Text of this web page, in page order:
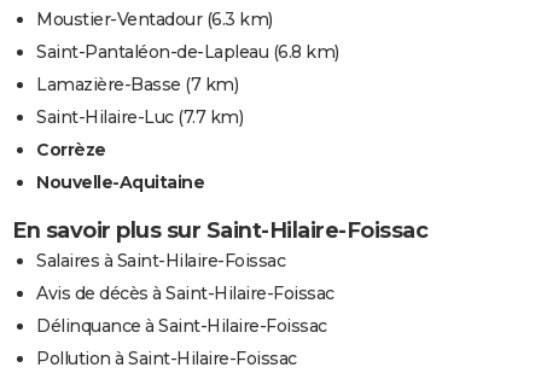
Moustier-Ventadour(6.3 km)
Saint-Pantaléon-de-Lapleau (6.8 km)
Lamazière-Basse (7 km)
Saint-Hilaire-Luc(7.7 km)
Corrèze
Nouvelle-Aquitaine
En savoir plus sur Saint-Hilaire-Foissac
Salaires à Saint-Hilaire-Foissac
Avis de décès à Saint-Hilaire-Foissac
Délinquance à Saint-Hilaire-Foissac
Pollution à Saint-Hilaire-Foissac